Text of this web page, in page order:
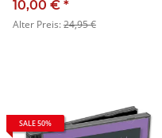
10,00 € *
Alter Preis:24,95 €
SALE 50%